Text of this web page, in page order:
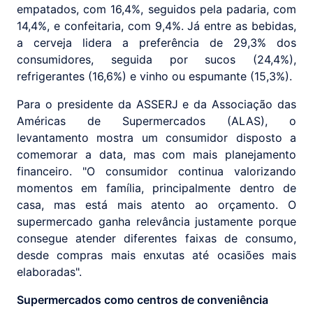
empatados, com 16,4%, seguidos pela padaria, com
14,4%, e confeitaria, com 9,4%. Já entre as bebidas,
a cerveja lidera a preferência de 29,3% dos
consumidores, seguida por sucos (24,4%),
refrigerantes (16,6%) e vinho ou espumante (15,3%).
Para o presidente da ASSERJ e da Associação das
Américas de Supermercados (ALAS), o
levantamento mostra um consumidor disposto a
comemorar a data, mas com mais planejamento
financeiro. "O consumidor continua valorizando
momentos em família, principalmente dentro de
casa, mas está mais atento ao orçamento. O
supermercado ganha relevância justamente porque
consegue atender diferentes faixas de consumo,
desde compras mais enxutas até ocasiões mais
elaboradas".
Supermercados como centros de conveniência